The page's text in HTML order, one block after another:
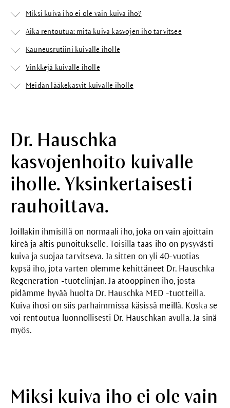
Miksi kuiva iho ei ole vain kuiva iho?
Aika rentoutua: mitä kuiva kasvojen iho tarvitsee
Kauneusrutiini kuivalle iholle
Vinkkejä kuivalle iholle
Meidän lääkekasvit kuivalle iholle
Dr. Hauschka
kasvojenhoito kuivalle
iholle. Yksinkertaisesti
rauhoittava.
Joillakin ihmisillä on normaali iho, joka on vain ajoittain
kireä ja altis punoitukselle. Toisilla taas iho on pysyvästi
kuiva ja suojaa tarvitseva. Ja sitten on yli 40-vuotias
kypsä iho, jota varten olemme kehittäneet Dr. Hauschka
Regeneration -tuotelinjan. Ja atooppinen iho, josta
pidämme hyvää huolta Dr. Hauschka MED -tuotteilla.
Kuiva ihosi on siis parhaimmissa käsissä meillä. Koska se
voi rentoutua luonnollisesti Dr. Hauschkan avulla. Ja sinä
myös.
Miksi kuiva iho ei ole vain